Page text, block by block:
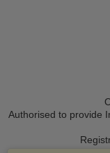
Authorised to provide